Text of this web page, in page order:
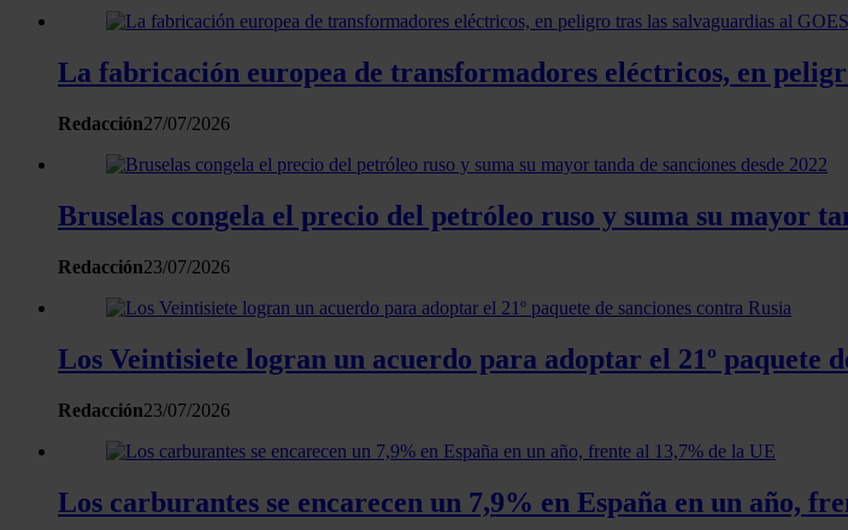
La fabricación europea de transformadores eléctricos, en
Redacción27/07/2026
Bruselas congela el precio del petróleo ruso y suma su mayor
Redacción23/07/2026
Los Veintisiete logran un acuerdo para adoptar el 21º paquete
Redacción23/07/2026
Los carburantes se encarecen un 7,9% en España en un año,